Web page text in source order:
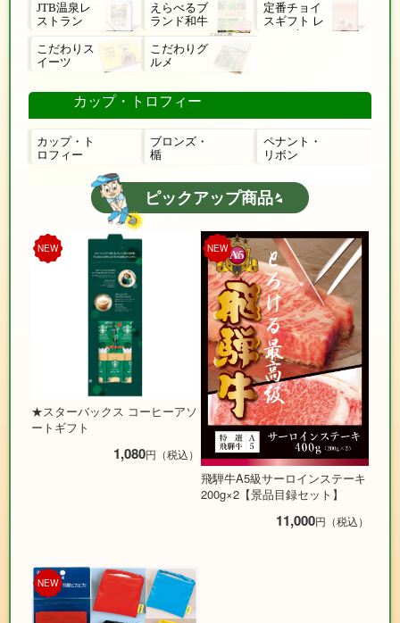
JTB温泉レ
ストラン
えらべるブ
ランド和牛
定番チョイ
スギフト レ
ローゼ
こだわりス
イーツ
こだわりグ
ルメ
カップ・トロフィー
カップ・ト
ロフィー
ブロンズ・
楯
ペナント・
リボン
ピックアップ商品
NEW
★スターバックス コーヒーアソ
ートギフト
1,080円（税込）
NEW
飛騨牛A5級サーロインステーキ
200g×2【景品目録セット】
11,000円（税込）
NEW